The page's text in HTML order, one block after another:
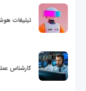
تبلیغات
کارشناس